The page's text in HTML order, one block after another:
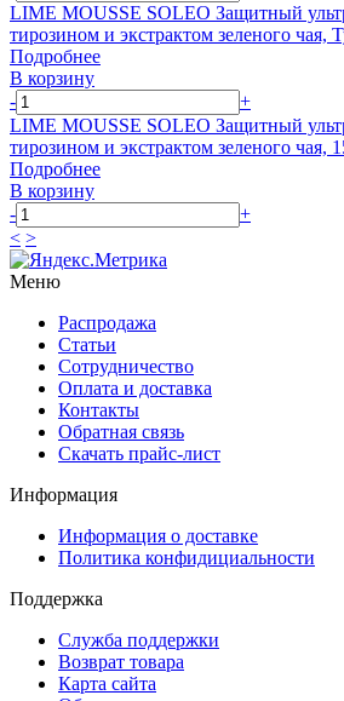
LIME MOUSSE SOLEO Защитный
тирозином и экстрактом зеленого чая,
Подробнее
В корзину
-
+
LIME MOUSSE SOLEO Защитный
тирозином и экстрактом зеленого чая,
Подробнее
В корзину
-
+
< >
Меню
Распродажа
Статьи
Сотрудничество
Оплата и доставка
Контакты
Обратная связь
Скачать прайс-лист
Информация
Информация о доставке
Политика конфидициальности
Поддержка
Служба поддержки
Возврат товара
Карта сайта